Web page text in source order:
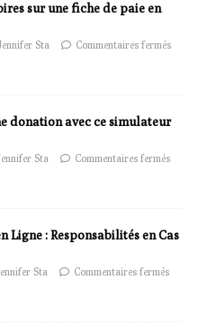
sur une fiche de paie en
Jennifer Sta Commentaires fermés
donation avec ce simulateur
Sta Commentaires fermés
Ligne : Responsabilités en Cas
Sta Commentaires fermés